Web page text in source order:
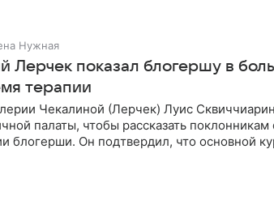
Нужная
Лерчек показал блогершу в
терапии
Чекалиной (Лерчек) Луис
палаты, чтобы рассказать поклонникам
блогерши. Он подтвердил, что основной